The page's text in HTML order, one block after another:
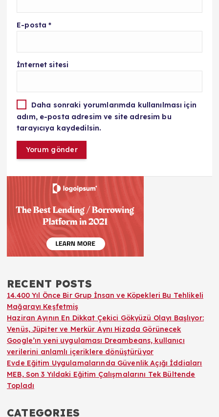
E-posta*
İnternet sitesi
Daha sonraki yorumlarımda kullanılması için
adım, e-posta adresim ve site adresim bu
tarayıcıya kaydedilsin.
RECENT POSTS
14.400 Yıl Önce Bir Grup İnsan ve Köpekleri Bu Tehlikeli
Mağarayı Keşfetmiş
Haziran Ayının En Dikkat Çekici Gökyüzü Olayı Başlıyor:
Venüs, Jüpiter ve Merkür Aynı Hizada Görünecek
Google’ın yeni uygulaması Dreambeans, kullanıcı
verilerini anlamlı içeriklere dönüştürüyor
Evde Eğitim Uygulamalarında Güvenlik Açığı İddiaları
MEB, Son 3 Yıldaki Eğitim Çalışmalarını Tek Bültende
Topladı
CATEGORIES